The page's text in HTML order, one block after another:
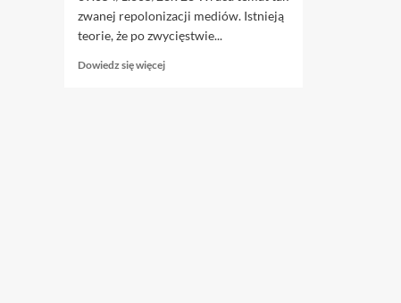
zwanej repolonizacji mediów. Istnieją
teorie, że po zwycięstwie...
Dowiedz się więcejDowiedz